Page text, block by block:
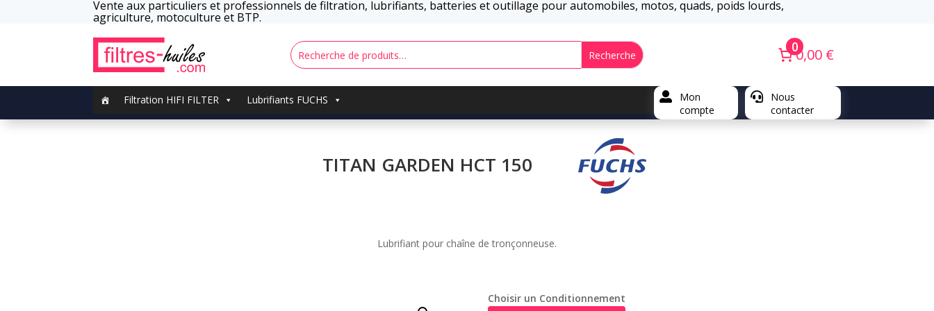
Vente aux particuliers et professionnels de filtration, lubrifiants, batteries et outillage pour automobiles, motos, quads, poids lourds,
agriculture, motoculture et BTP.
Recherche
00,00 €
Filtration HIFI FILTER Lubrifiants FUCHS 
Mon
compte

Nous
contacter
TITAN GARDEN HCT 150
Lubrifiant pour chaîne de tronçonneuse.
Choisir un Conditionnement